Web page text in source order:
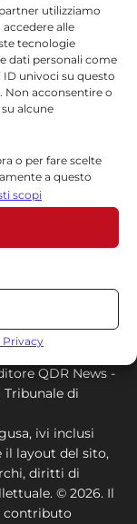
utilizziamo
alle
tecnologie
dati personali come
univoci su questo
Non acconsentire o
alcune
o per fare scelte
a questo
momento,
della Cookie
nella parte
Misurare le
dei contenuti,
Utilizzare
profili per la
selezione di
scopi
Privacy
poi
colmato il
QDR News -
Tribunale di
ivi inclusi
il layout del sito,
diritti di
© 2026. Il
contributo